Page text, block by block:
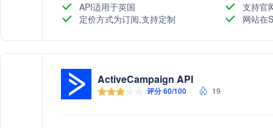
API适用于英国
支持官
定价方式为订阅,支持定制
网站在
ActiveCampaign API
评分 60/100 19